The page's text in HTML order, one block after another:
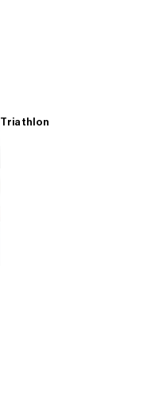
Triathlon